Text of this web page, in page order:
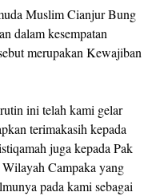
Muslim Cianjur Bung
dalam kesempatan
merupakan Kewajiban
ini telah kami gelar
terimakasih kepada
juga kepada Pak
Campaka yang
pada kami sebagai